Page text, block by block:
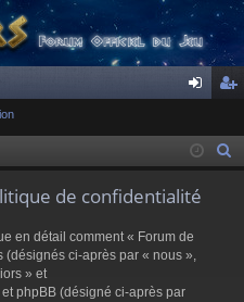
ne cri
de confidentialité
en détail comment « Forum de
(désignés ci-après par « nous »,
» et
phpBB (désigné ci-après par